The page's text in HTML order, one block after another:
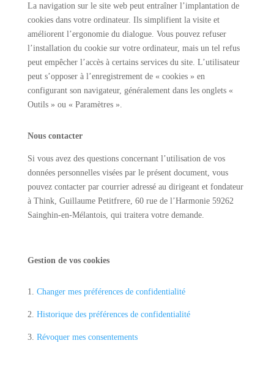
La navigation sur le site web peut entraîner l’implantation de
cookies dans votre ordinateur. Ils simplifient la visite et
améliorent l’ergonomie du dialogue. Vous pouvez refuser
l’installation du cookie sur votre ordinateur, mais un tel refus
peut empêcher l’accès à certains services du site. L’utilisateur
peut s’opposer à l’enregistrement de « cookies » en
configurant son navigateur, généralement dans les onglets «
Outils » ou « Paramètres ».
Nous contacter
Si vous avez des questions concernant l’utilisation de vos
données personnelles visées par le présent document, vous
pouvez contacter par courrier adressé au dirigeant et fondateur
à Think, Guillaume Petitfrere, 60 rue de l’Harmonie 59262
Sainghin-en-Mélantois, qui traitera votre demande.
Gestion de vos cookies
1. Changer mes préférences de confidentialité
2. Historique des préférences de confidentialité
3. Révoquer mes consentements